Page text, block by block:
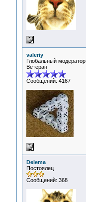
valeriy
Глобальный модератор
Ветеран
Сообщений: 4167
Delema
Постоялец
Сообщений: 368